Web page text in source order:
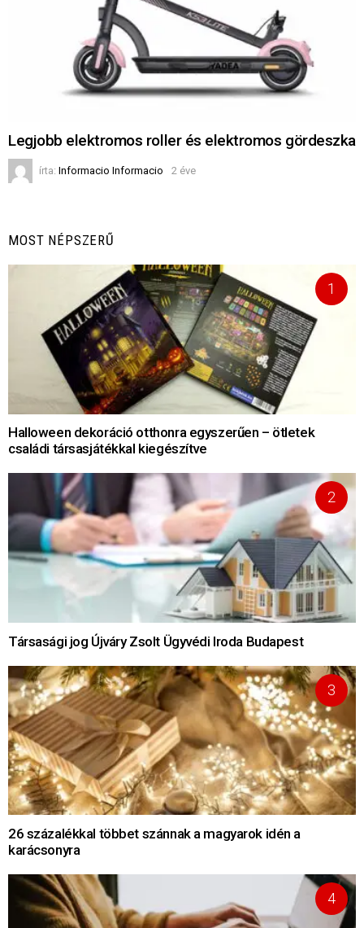
Legjobb elektromos roller és elektromos gördeszka
írta: Informacio Informacio 2 éve
MOST NÉPSZERŰ
Halloween dekoráció otthonra egyszerűen – ötletek
családi társasjátékkal kiegészítve
Társasági jog Újváry Zsolt Ügyvédi Iroda Budapest
26 százalékkal többet szánnak a magyarok idén a
karácsonyra